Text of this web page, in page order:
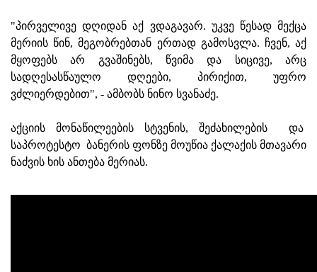
"პირველივე დღიდან აქ ვდაგავარ. უკვე წესად მექცა
მერიის წინ, მეგობრებთან ერთად გამოსვლა. ჩვენ, აქ
მყოფებს არ გვაშინებს, წვიმა და სიცივე, არც
სადღესასწაულო დღეები, პირიქით, უფრო
ვძლიერდებით", - ამბობს ნინო სვანაძე.
აქციის მონაწილეების სტვენის, შეძახილების და
საპროტესტო ბანერის ფონზე მოუწია ქალაქის მთავარი
ნაძვის ხის ანთება მერიას.